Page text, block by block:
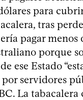
para
tras
pagar menos
porque
ese Estado
servidores
La tabacalera